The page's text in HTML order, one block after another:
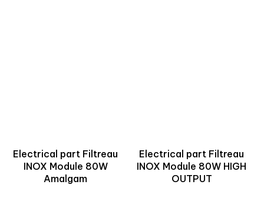
Electrical part Filtreau
INOX Module 80W
Amalgam
Electrical part Filtreau
INOX Module 80W HIGH
OUTPUT